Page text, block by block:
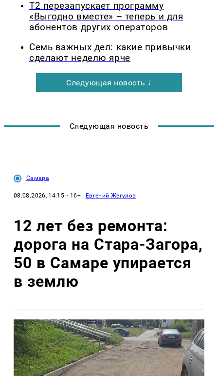
Т2 перезапускает программу
«Выгодно вместе» – теперь и для
абонентов других операторов
Семь важных дел: какие привычки
сделают неделю ярче
Следующая новость ↓
Следующая новость
Самара
08.08.2026, 14:15 · 16+ · Евгений Жегулов
12 лет без ремонта:
дорога на Стара-Загора,
50 в Самаре упирается
в землю